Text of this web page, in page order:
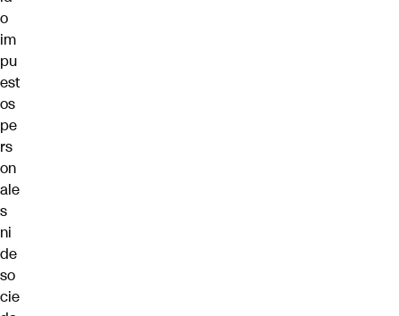
o
im
pu
est
os
pe
rs
on
ale
s
ni
de
so
cie